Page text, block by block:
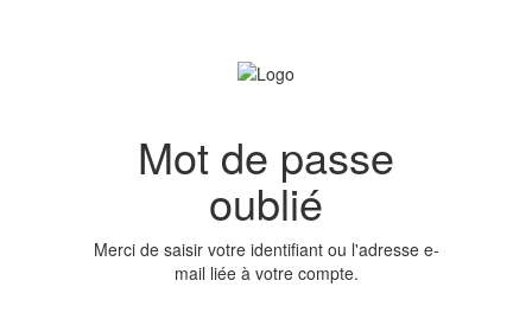
Mot de passe
oublié
Merci de saisir votre identifiant ou l'adresse e-
mail liée à votre compte.